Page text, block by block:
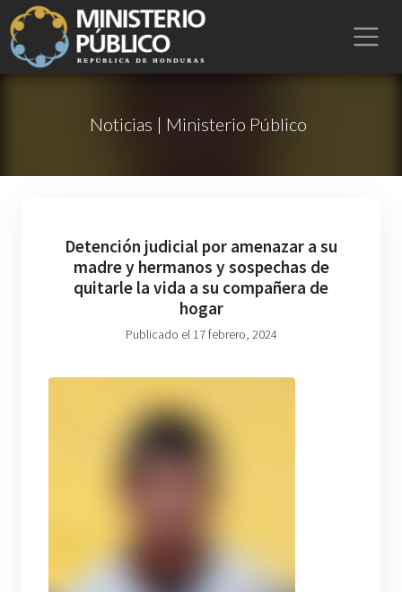
Noticias | Ministerio Público
Detención judicial por amenazar a su
madre y hermanos y sospechas de
quitarle la vida a su compañera de
hogar
Publicado el 17 febrero, 2024